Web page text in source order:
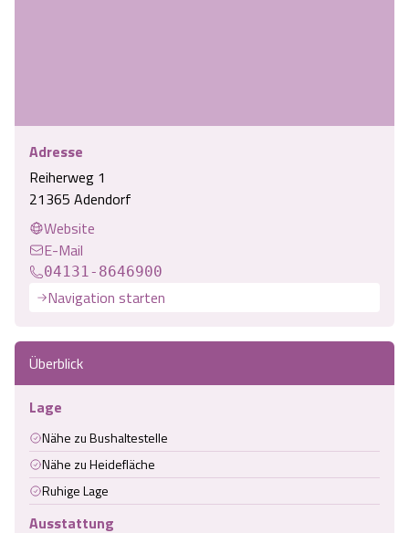
Adresse
Reiherweg 1
21365 Adendorf
Website
E-Mail
04131-8646900
Navigation starten
Überblick
Lage
Nähe zu Bushaltestelle
Nähe zu Heidefläche
Ruhige Lage
Ausstattung